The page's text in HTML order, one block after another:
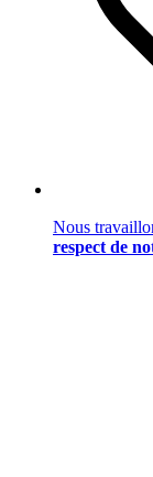
Nous
respect de